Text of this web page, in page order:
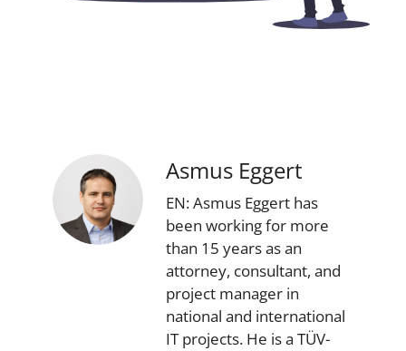
Asmus Eggert
EN: Asmus Eggert has
been working for more
than 15 years as an
attorney, consultant, and
project manager in
national and international
IT projects. He is a TÜV-